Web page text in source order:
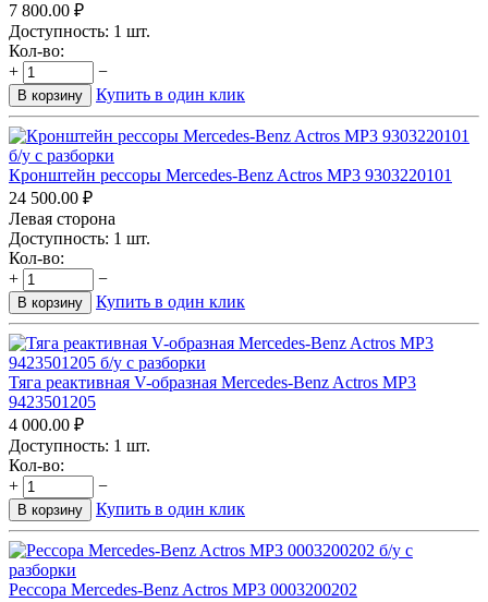
7 800.00 ₽
Доступность: 1 шт.
Кол-во:
+
−
В корзину Купить в один клик
Кронштейн рессоры Mercedes-Benz Actros MP3 9303220101
24 500.00 ₽
Левая сторона
Доступность: 1 шт.
Кол-во:
+
−
В корзину Купить в один клик
Тяга реактивная V-образная Mercedes-Benz Actros MP3
9423501205
4 000.00 ₽
Доступность: 1 шт.
Кол-во:
+
−
В корзину Купить в один клик
Рессора Mercedes-Benz Actros MP3 0003200202